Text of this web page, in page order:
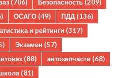
(706) Безопасность (209)
ОСАГО (49) ПДД (136)
и рейтинги (317)
Экзамен (57)
(88) автозапчасти (68)
(81)